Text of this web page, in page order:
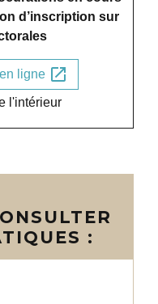
d’inscription sur
ligne open_in_new
l'intérieur
: